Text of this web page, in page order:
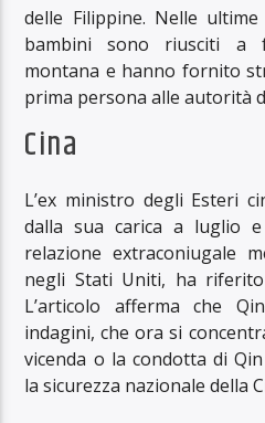
delle Filippine. Nelle
bambini sono riusciti a
montana e hanno fornito
prima persona alle autorità
Cina
L’ex ministro degli Esteri
dalla sua carica a luglio
relazione extraconiugale
negli Stati Uniti, ha
L’articolo afferma che
indagini, che ora si
vicenda o la condotta di
la sicurezza nazionale della